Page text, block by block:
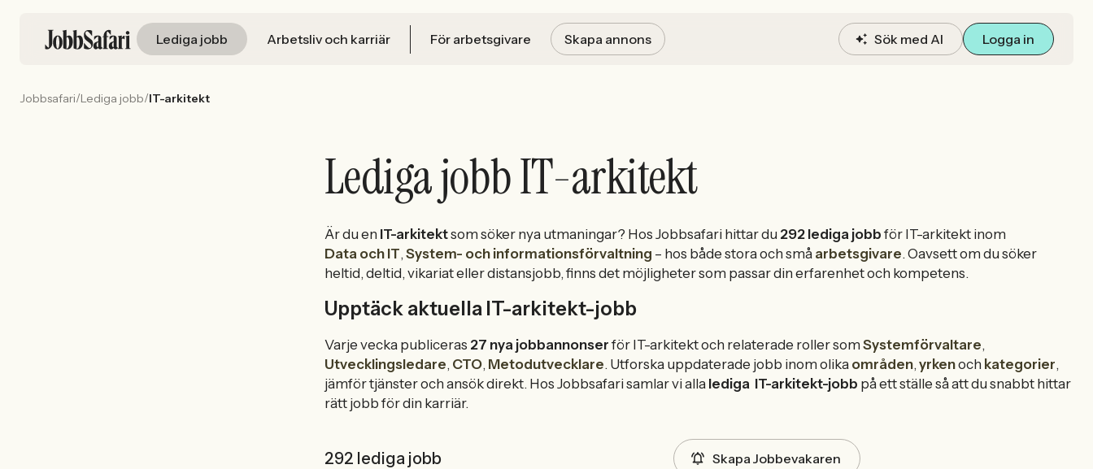
Lediga jobb Arbetsliv och karriär För arbetsgivare Skapa annons Sök med AI Logga in
Jobbsafari/Lediga jobb/IT-arkitekt
Lediga jobb IT-arkitekt
Är du en IT-arkitektsom söker nya utmaningar? Hos Jobbsafari hittar du 292 lediga jobb för IT-arkitekt inom
Data och IT,System- och informationsförvaltning – hos både stora och små arbetsgivare. Oavsett om du söker
heltid, deltid, vikariat eller distansjobb, finns det möjligheter som passar din erfarenhet och kompetens.
Upptäck aktuella IT-arkitekt-jobb
Varje vecka publiceras 27 nya jobbannonser för IT-arkitekt och relaterade roller som Systemförvaltare,
Utvecklingsledare, CTO, Metodutvecklare. Utforska uppdaterade jobb inom olika områden,yrkenoch kategorier,
jämför tjänster och ansök direkt. Hos Jobbsafari samlar vi alla lediga IT-arkitekt-jobb på ett ställe så att du snabbt hittar
rätt jobb för din karriär.
292 lediga jobb Skapa Jobbevakaren